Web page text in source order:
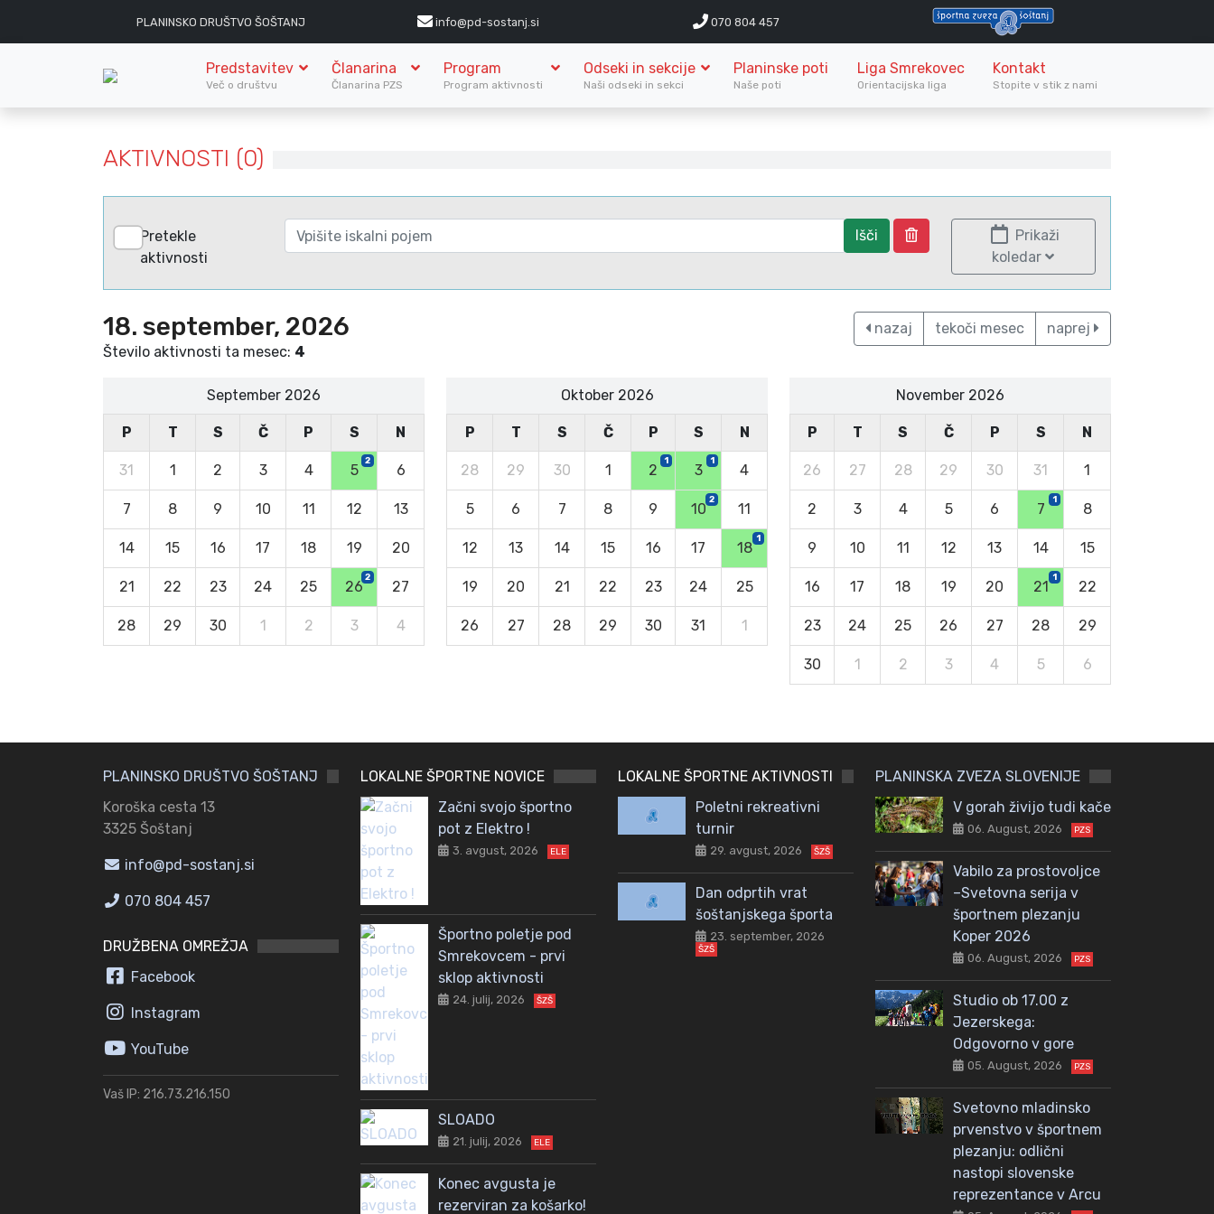
PLANINSKO DRUŠTVO ŠOŠTANJ info@pd-sostanj.si 070 804 457
Predstavitev
Več o društvu
Članarina
Članarina PZS
Program
Program aktivnosti
Odseki in sekcije
Naši odseki in sekci
Planinske poti
Naše poti
Liga Smrekovec
Orientacijska liga
Kontakt
Stopite v stik z nami
AKTIVNOSTI (0)
Pretekle
aktivnosti
Išči
Prikaži
koledar
18. september, 2026
Število aktivnosti ta mesec: 4
nazaj tekoči mesec naprej
September 2026
P T S Č P S N
31 1 2 3 4 5
2
6
7 8 9 10 11 12 13
14 15 16 17 18 19 20
21 22 23 24 25 26
2
27
28 29 30 1 2 3 4
Oktober 2026
P T S Č P S N
28 29 30 1 2
1
3
1
4
5 6 7 8 9 10
2
11
12 13 14 15 16 17 18
1
19 20 21 22 23 24 25
26 27 28 29 30 31 1
November 2026
P T S Č P S N
26 27 28 29 30 31 1
2 3 4 5 6 7
1
8
9 10 11 12 13 14 15
16 17 18 19 20 21
1
22
23 24 25 26 27 28 29
30 1 2 3 4 5 6
PLANINSKO DRUŠTVO ŠOŠTANJ
Koroška cesta 13
3325 Šoštanj
info@pd-sostanj.si
070 804 457
DRUŽBENA OMREŽJA
Facebook
Instagram
YouTube
Vaš IP: 216.73.216.150
LOKALNE ŠPORTNE NOVICE
Začni svojo športno
pot z Elektro !
3. avgust, 2026 ELE
Športno poletje pod
Smrekovcem - prvi
sklop aktivnosti
24. julij, 2026 ŠZŠ
SLOADO
21. julij, 2026 ELE
Konec avgusta je
rezerviran za košarko!
LOKALNE ŠPORTNE AKTIVNOSTI
Poletni rekreativni
turnir
29. avgust, 2026 ŠZŠ
Dan odprtih vrat
šoštanjskega športa
23. september, 2026
ŠZŠ
PLANINSKA ZVEZA SLOVENIJE
V gorah živijo tudi kače
06. August, 2026 PZS
Vabilo za prostovoljce
–Svetovna serija v
športnem plezanju
Koper 2026
06. August, 2026 PZS
Studio ob 17.00 z
Jezerskega:
Odgovorno v gore
05. August, 2026 PZS
Svetovno mladinsko
prvenstvo v športnem
plezanju: odlični
nastopi slovenske
reprezentance v Arcu